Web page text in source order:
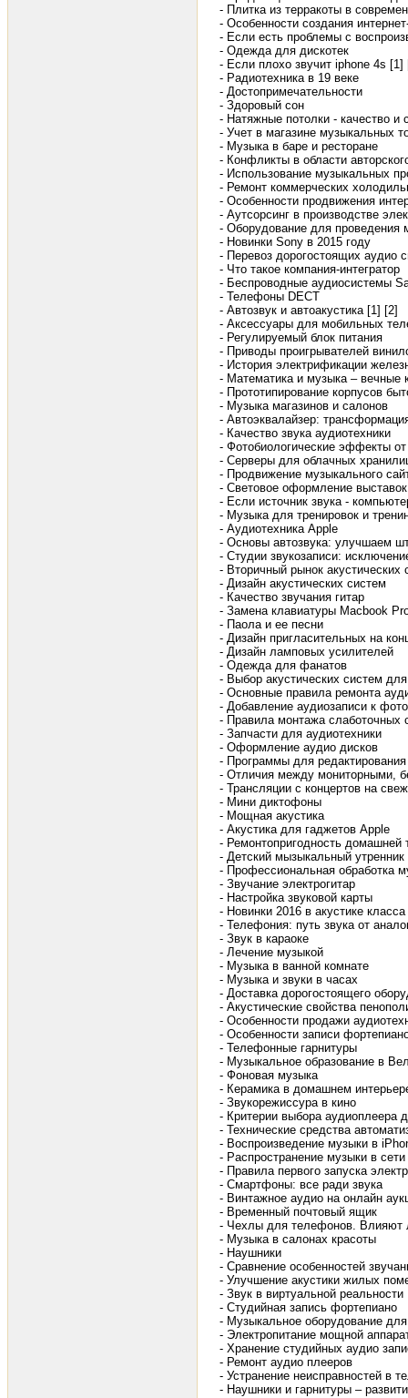
- Плитка из терракоты в
- Особенности создания
- Если есть проблемы с
- Одежда для дискотек
- Если плохо звучит iphone 4s [1]
- Радиотехника в 19 веке
- Достопримечательности
- Здоровый сон
- Натяжные потолки - качество и
- Учет в магазине музыкальных
- Музыка в баре и ресторане
- Конфликты в области
- Использование музыкальных
- Ремонт коммерческих
- Особенности продвижения
- Аутсорсинг в производстве
- Оборудование для проведения
- Новинки Sony в 2015 году
- Перевоз дорогостоящих аудио
- Что такое компания-интегратор
- Беспроводные аудиосистемы
- Телефоны DECT
- Автозвук и автоакустика [1] [2]
- Аксессуары для мобильных
- Регулируемый блок питания
- Приводы проигрывателей
- История электрификации
- Математика и музыка – вечные
- Прототипирование корпусов
- Музыка магазинов и салонов
- Автоэквалайзер:
- Качество звука аудиотехники
- Фотобиологические эффекты от
- Серверы для облачных
- Продвижение музыкального
- Световое оформление
- Если источник звука -
- Музыка для тренировок и
- Аудиотехника Apple
- Основы автозвука: улучшаем
- Студии звукозаписи:
- Вторичный рынок акустических
- Дизайн акустических систем
- Качество звучания гитар
- Замена клавиатуры Macbook
- Паола и ее песни
- Дизайн пригласительных на
- Дизайн ламповых усилителей
- Одежда для фанатов
- Выбор акустических систем
- Основные правила ремонта
- Добавление аудиозаписи к
- Правила монтажа слаботочных
- Запчасти для аудиотехники
- Оформление аудио дисков
- Программы для
- Отличия между мониторными,
- Трансляции с концертов на
- Мини диктофоны
- Мощная акустика
- Акустика для гаджетов Apple
- Ремонтопригодность домашней
- Детский мызыкальный утренник
- Профессиональная обработка
- Звучание электрогитар
- Настройка звуковой карты
- Новинки 2016 в акустике
- Телефония: путь звука от
- Звук в караоке
- Лечение музыкой
- Музыка в ванной комнате
- Музыка и звуки в часах
- Доставка дорогостоящего
- Акустические свойства
- Особенности продажи
- Особенности записи
- Телефонные гарнитуры
- Музыкальное образование в
- Фоновая музыка
- Керамика в домашнем
- Звукорежиссура в кино
- Критерии выбора аудиоплеера
- Технические средства
- Воспроизведение музыки в
- Распространение музыки в сети
- Правила первого запуска
- Смартфоны: все ради звука
- Винтажное аудио на онлайн
- Временный почтовый ящик
- Чехлы для телефонов. Влияют
- Музыка в салонах красоты
- Наушники
- Сравнение особенностей
- Улучшение акустики жилых
- Звук в виртуальной реальности
- Студийная запись фортепиано
- Музыкальное оборудование для
- Электропитание мощной
- Хранение студийных аудио
- Ремонт аудио плееров
- Устранение неисправностей в
- Наушники и гарнитуры –